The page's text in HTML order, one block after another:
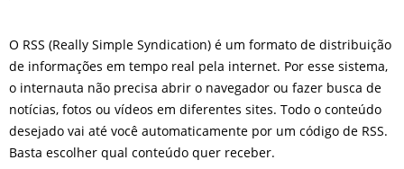
O RSS (Really Simple Syndication) é um formato de distribuição
de informações em tempo real pela internet. Por esse sistema,
o internauta não precisa abrir o navegador ou fazer busca de
notícias, fotos ou vídeos em diferentes sites. Todo o conteúdo
desejado vai até você automaticamente por um código de RSS.
Basta escolher qual conteúdo quer receber.